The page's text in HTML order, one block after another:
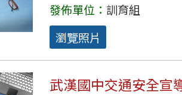
發佈單位： 訓育組
瀏覽照片
武漢國中交通安全宣